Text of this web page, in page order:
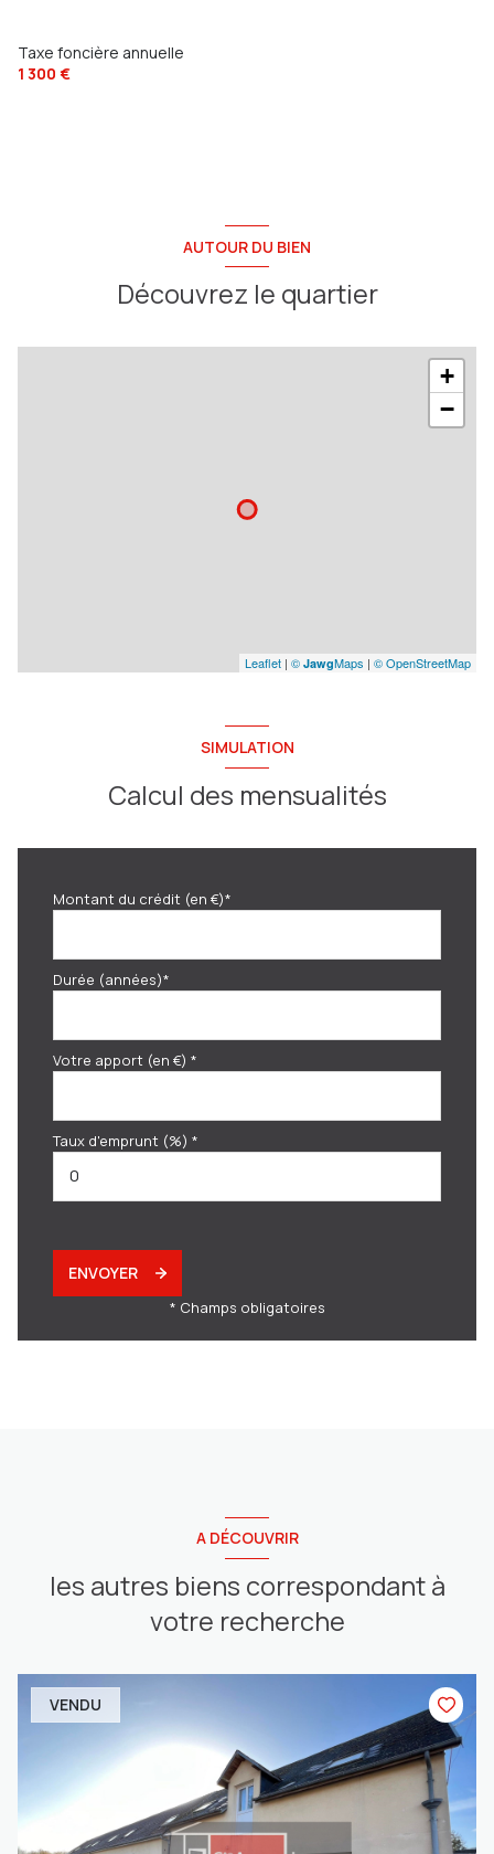
Taxe foncière annuelle
1 300 €
AUTOUR DU BIEN
Découvrez le quartier
+
−
Leaflet | © JawgMaps | © OpenStreetMap
SIMULATION
Calcul des mensualités
Montant du crédit (en €)*
Durée (années)*
Votre apport (en €) *
Taux d'emprunt (%) *
ENVOYER
* Champs obligatoires
A DÉCOUVRIR
les autres biens correspondant à
votre recherche
VENDU